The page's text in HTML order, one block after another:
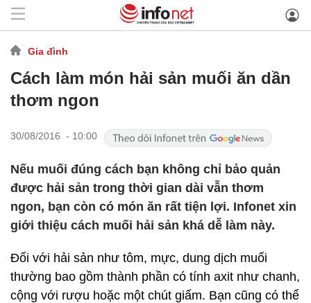
Gia đình
Cách làm món hải sản muối ăn dần
thơm ngon
30/08/2016 - 10:00
Nếu muối đúng cách bạn không chỉ bảo quản
được hải sản trong thời gian dài vẫn thơm
ngon, bạn còn có món ăn rất tiện lợi. Infonet xin
giới thiệu cách muối hải sản khá dễ làm này.
Đối với hải sản như tôm, mực, dung dịch muối
thường bao gồm thành phần có tính axit như chanh,
cộng với rượu hoặc một chút giấm. Bạn cũng có thể